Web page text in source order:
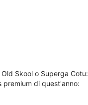
Skool o Superga Cotu:
premium di quest'anno: